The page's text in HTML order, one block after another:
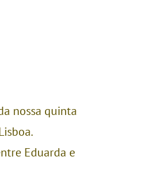
nossa quinta
Eduarda e